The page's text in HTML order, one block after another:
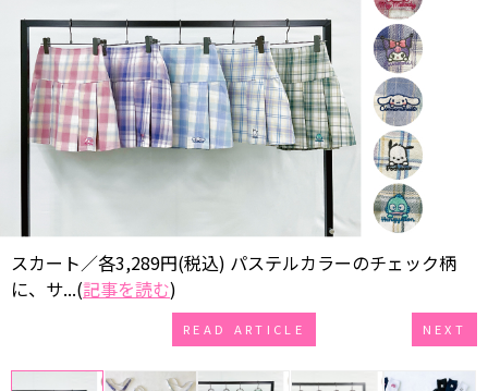
スカート／各3,289円(税込) パステルカラーのチェック柄
に、サ...(記事を読む)
READ ARTICLE NEXT